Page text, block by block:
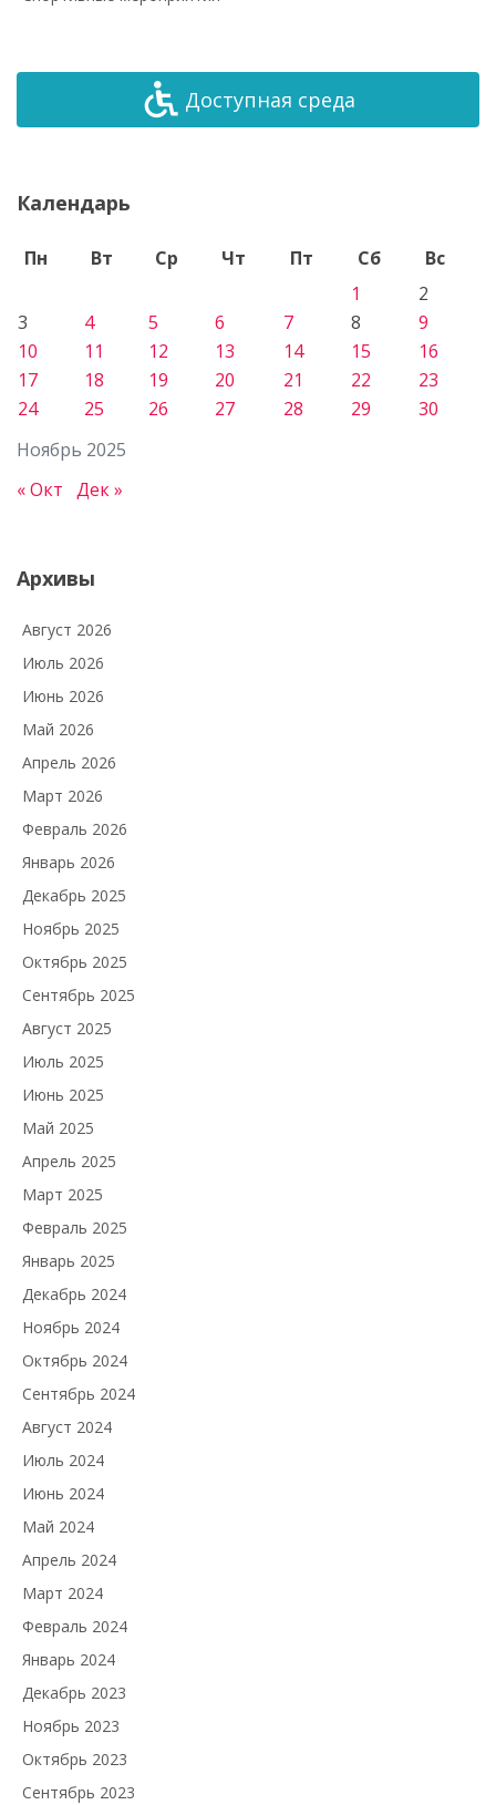
Доступная среда
Календарь
Ноябрь 2025
Пн Вт Ср Чт Пт Сб
Вс
1
2
3
4 5 6 7 8
9
10
11 12 13 14 15
16
17
18 19 20 21 22
23
24
25 26 27 28 29 30
« Окт Дек »
Архивы
Август 2026
Июль 2026
Июнь 2026
Май 2026
Апрель 2026
Март 2026
Февраль 2026
Январь 2026
Декабрь 2025
Ноябрь 2025
Октябрь 2025
Сентябрь 2025
Август 2025
Июль 2025
Июнь 2025
Май 2025
Апрель 2025
Март 2025
Февраль 2025
Январь 2025
Декабрь 2024
Ноябрь 2024
Октябрь 2024
Сентябрь 2024
Август 2024
Июль 2024
Июнь 2024
Май 2024
Апрель 2024
Март 2024
Февраль 2024
Январь 2024
Декабрь 2023
Ноябрь 2023
Октябрь 2023
Сентябрь 2023